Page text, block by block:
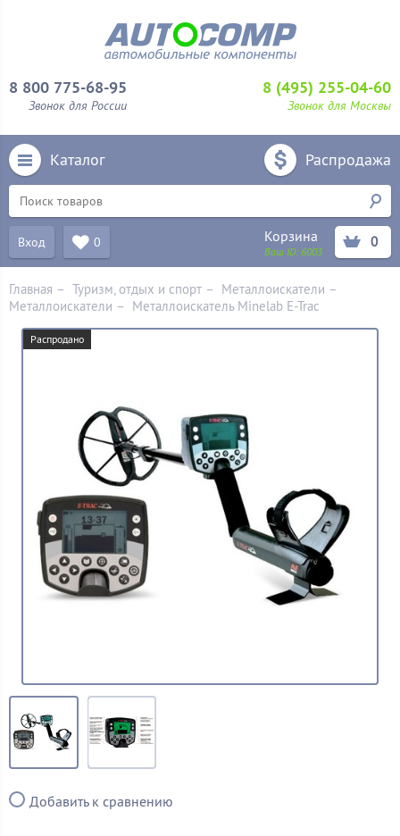
8 800 775-68-95
Звонок для России
8 (495) 255-04-60
Звонок для Москвы
Каталог Распродажа
Вход 0 Корзина
Ваш ID:6003
0
Главная – Туризм, отдых и спорт – Металлоискатели –
Металлоискатели – Металлоискатель Minelab E-Trac
Распродано
Добавить к сравнению